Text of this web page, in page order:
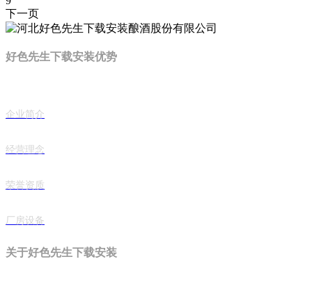
下一页
好色先生下载安装优势
企业简介
经营理念
荣誉资质
厂房设备
关于好色先生下载安装